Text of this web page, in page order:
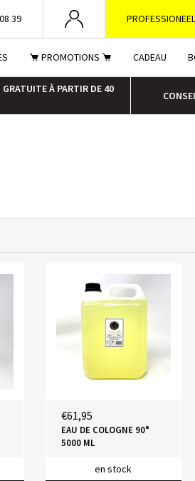
39 PROFESSIONEEL
PROMOTIONS CADEAU
À PARTIR DE 40
€61,95
EAU DE COLOGNE 90°
5000 ML
en stock